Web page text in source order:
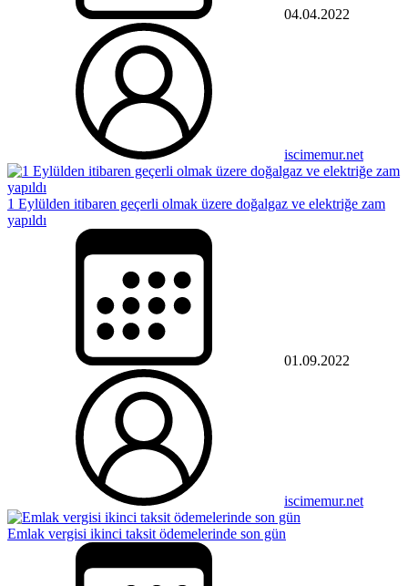
04.04.2022
iscimemur.net
1 Eylülden itibaren geçerli olmak üzere doğalgaz ve elektriğe zam
yapıldı
01.09.2022
iscimemur.net
Emlak vergisi ikinci taksit ödemelerinde son gün